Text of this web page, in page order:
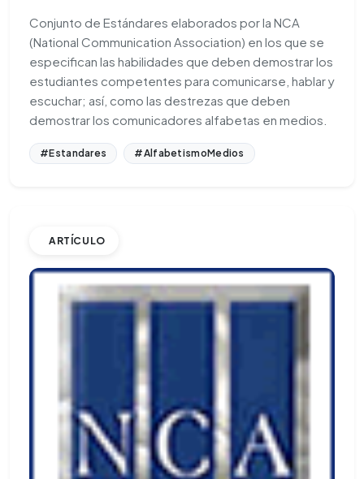
Conjunto de Estándares elaborados por la NCA
(National Communication Association) en los que se
especifican las habilidades que deben demostrar los
estudiantes competentes para comunicarse, hablar y
escuchar; así, como las destrezas que deben
demostrar los comunicadores alfabetas en medios.
#Estandares #AlfabetismoMedios
ARTÍCULO